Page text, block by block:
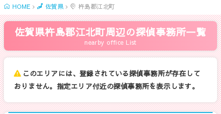
HOME 佐賀県 杵島郡江北町
佐賀県杵島郡江北町周辺の探偵事務所一覧
nearby office List
このエリアには、登録されている探偵事務所が存在して
おりません。指定エリア付近の探偵事務所を表示します。